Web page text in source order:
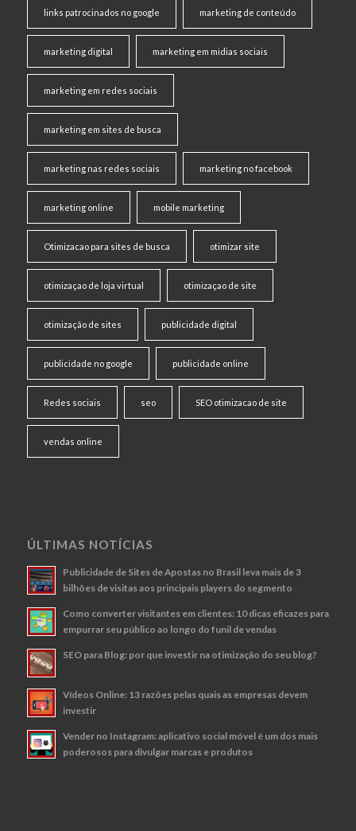
links patrocinados no google marketing de conteúdo
marketing digital marketing em midias sociais
marketing em redes sociais
marketing em sites de busca
marketing nas redes sociais marketing no facebook
marketing online mobile marketing
Otimizacao para sites de busca otimizar site
otimizaçao de loja virtual otimizaçao de site
otimização de sites publicidade digital
publicidade no google publicidade online
Redes sociais seo SEO otimizacao de site
vendas online
ÚLTIMAS NOTÍCIAS
Publicidade de Sites de Apostas no Brasil leva mais de 3
bilhões de visitas aos principais players do segmento
Como converter visitantes em clientes: 10 dicas eficazes para
empurrar seu público ao longo do funil de vendas
SEO para Blog: por que investir na otimização do seu blog?
Vídeos Online: 13 razões pelas quais as empresas devem
investir
Vender no Instagram: aplicativo social móvel é um dos mais
poderosos para divulgar marcas e produtos